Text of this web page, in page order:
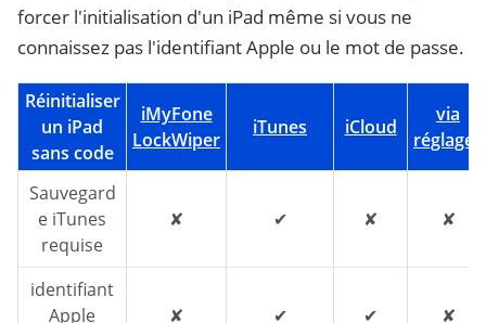
forcer l'initialisation d'un iPad même si vous ne
connaissez pas l'identifiant Apple ou le mot de passe.
Réinitialiser
un iPad
sans code
iMyFone
LockWiper
iTunes iCloud
via
réglages
Sauvegard
e iTunes
requise
✘ ✔ ✘ ✘
identifiant
Apple
✘ ✔ ✔ ✘